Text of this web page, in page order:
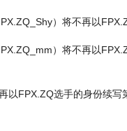
）将不再以
）将不再以
以FPX.ZQ选手的身份续